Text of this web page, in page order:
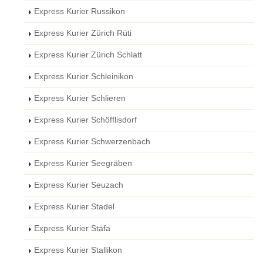
Express Kurier Russikon
Express Kurier Zürich Rüti
Express Kurier Zürich Schlatt
Express Kurier Schleinikon
Express Kurier Schlieren
Express Kurier Schöfflisdorf
Express Kurier Schwerzenbach
Express Kurier Seegräben
Express Kurier Seuzach
Express Kurier Stadel
Express Kurier Stäfa
Express Kurier Stallikon